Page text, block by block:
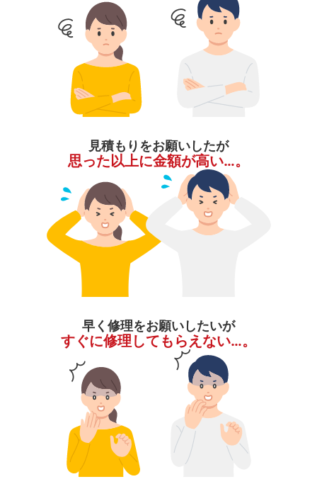
見積もりをお願いしたが
思った以上に金額が高い…。
早く修理をお願いしたいが
すぐに修理してもらえない…。